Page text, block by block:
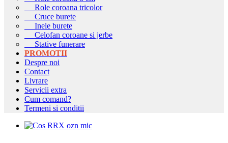
Role coroana tricolor
Cruce burete
Inele burete
Celofan coroane si jerbe
Stative funerare
PROMOTII
Despre noi
Contact
Livrare
Servicii extra
Cum comand?
Termeni si conditii